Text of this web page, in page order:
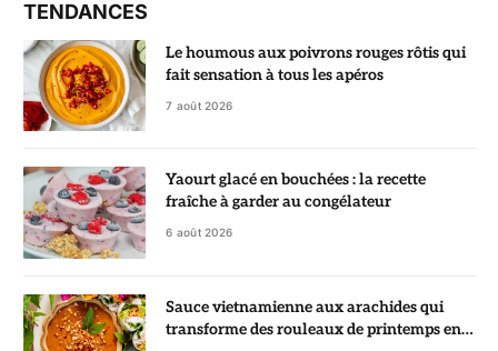
TENDANCES
Le houmous aux poivrons rouges rôtis qui
fait sensation à tous les apéros
7 août 2026
Yaourt glacé en bouchées : la recette
fraîche à garder au congélateur
6 août 2026
Sauce vietnamienne aux arachides qui
transforme des rouleaux de printemps en